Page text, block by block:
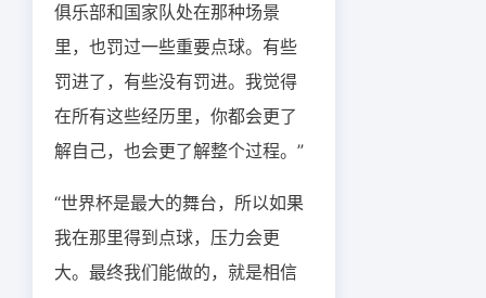
俱乐部和国家队处在那种场景
里，也罚过一些重要点球。有些
罚进了，有些没有罚进。我觉得
在所有这些经历里，你都会更了
解自己，也会更了解整个过程。”
“世界杯是最大的舞台，所以如果
我在那里得到点球，压力会更
大。最终我们能做的，就是相信